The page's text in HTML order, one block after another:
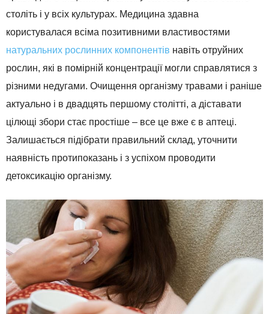
століть і у всіх культурах. Медицина здавна
користувалася всіма позитивними властивостями
натуральних рослинних компонентів навіть отруйних
рослин, які в помірній концентрації могли справлятися з
різними недугами. Очищення організму травами і раніше
актуально і в двадцять першому столітті, а діставати
цілющі збори стає простіше – все це вже є в аптеці.
Залишається підібрати правильний склад, уточнити
наявність протипоказань і з успіхом проводити
детоксикацію організму.